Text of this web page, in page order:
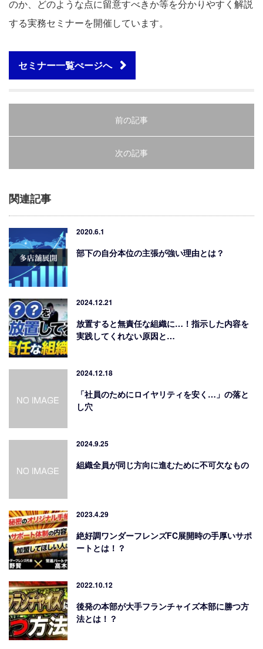
のか、どのような点に留意すべきか等を分かりやすく解説
する実務セミナーを開催しています。
セミナー一覧ぺージへ
前の記事
次の記事
関連記事
2020.6.1
部下の自分本位の主張が強い理由とは？
2024.12.21
放置すると無責任な組織に…！指示した内容を
実践してくれない原因と…
2024.12.18
「社員のためにロイヤリティを安く…」の落と
し穴
2024.9.25
組織全員が同じ方向に進むために不可欠なもの
2023.4.29
絶好調ワンダーフレンズFC展開時の手厚いサポ
ートとは！？
2022.10.12
後発の本部が大手フランチャイズ本部に勝つ方
法とは！？